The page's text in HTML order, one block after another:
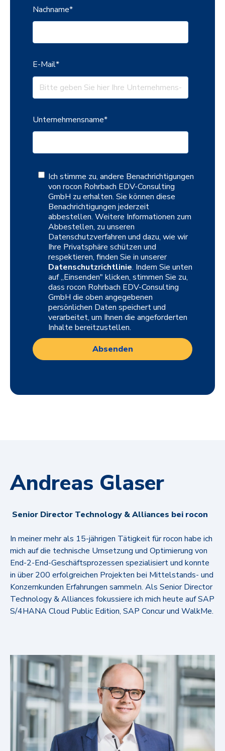
Nachname*
E-Mail*
Unternehmensname*
Ich stimme zu, andere Benachrichtigungen
von rocon Rohrbach EDV-Consulting
GmbH zu erhalten. Sie können diese
Benachrichtigungen jederzeit
abbestellen. Weitere Informationen zum
Abbestellen, zu unseren
Datenschutzverfahren und dazu, wie wir
Ihre Privatsphäre schützen und
respektieren, finden Sie in unserer
Datenschutzrichtlinie. Indem Sie unten
auf „Einsenden" klicken, stimmen Sie zu,
dass rocon Rohrbach EDV-Consulting
GmbH die oben angegebenen
persönlichen Daten speichert und
verarbeitet, um Ihnen die angeforderten
Inhalte bereitzustellen.
Andreas Glaser
Senior Director Technology & Alliances bei rocon
In meiner mehr als 15-jährigen Tätigkeit für rocon habe ich
mich auf die technische Umsetzung und Optimierung von
End-2-End-Geschäftsprozessen spezialisiert und konnte
in über 200 erfolgreichen Projekten bei Mittelstands- und
Konzernkunden Erfahrungen sammeln. Als Senior Director
Technology & Alliances fokussiere ich mich heute auf SAP
S/4HANA Cloud Public Edition, SAP Concur und WalkMe.